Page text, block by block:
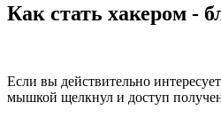
Как стать хакером -
Если вы действительно
мышкой щелкнул и доступ